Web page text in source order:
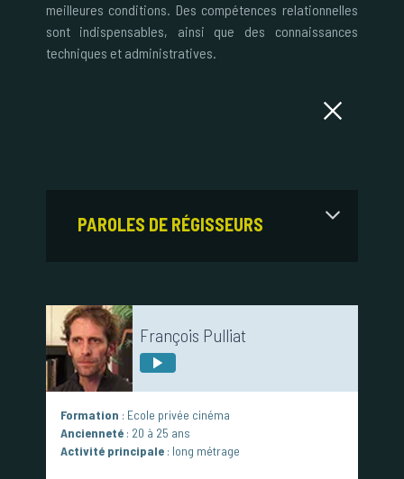
meilleures conditions. Des compétences relationnelles
sont indispensables, ainsi que des connaissances
techniques et administratives.
PAROLES DE RÉGISSEURS
François Pulliat
Formation : Ecole privée cinéma
Ancienneté : 20 à 25 ans
Activité principale: long métrage